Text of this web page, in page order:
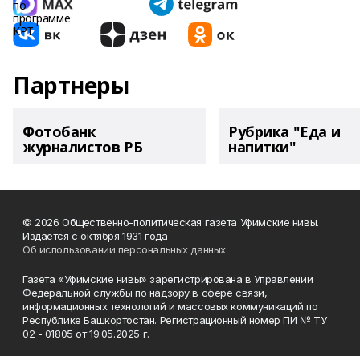
Партнеры
Фотобанк
журналистов РБ
Рубрика "Еда и
напитки"
© 2026 Общественно-политическая газета Уфимские нивы.
Издаётся с октября 1931 года
Об использовании персональных данных
Газета «Уфимские нивы» зарегистрирована в Управлении
Федеральной службы по надзору в сфере связи,
информационных технологий и массовых коммуникаций по
Республике Башкортостан. Регистрационный номер ПИ № ТУ
02 - 01805 от 19.05.2025 г.